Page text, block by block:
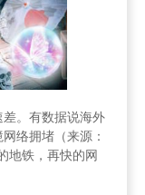
。有数据说海外
络拥堵（来源：
地铁，再快的网